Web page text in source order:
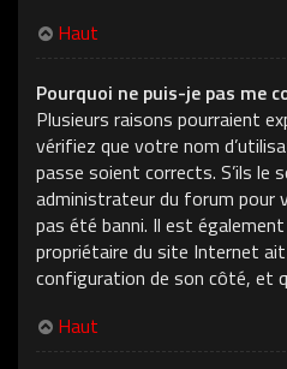
Haut
Pourquoi ne puis-je pas me
Plusieurs raisons pourraient
vérifiez que votre nom
passe soient corrects. S’ils le
administrateur du forum pour
pas été banni. Il est
propriétaire du site Internet ait
configuration de son côté, et
Haut